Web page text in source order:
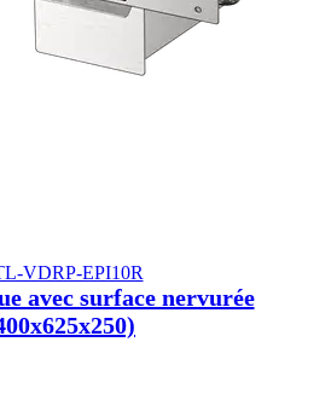
VDRP-EPI10R
avec surface nervurée